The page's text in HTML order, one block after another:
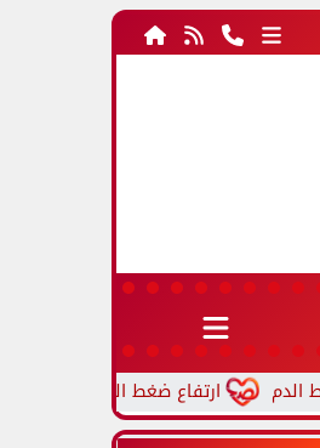
ارتفاع ضغط الدم أثناء النوم.. أسباب